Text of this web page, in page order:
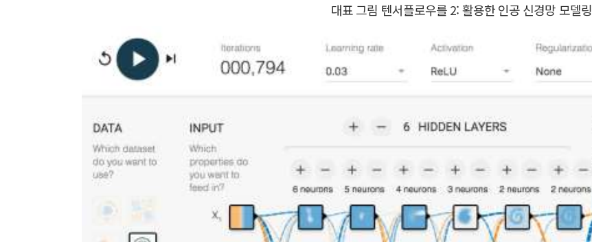
대표 그림 텐서플로우를 2: 활용한 인공 신경망 모델링